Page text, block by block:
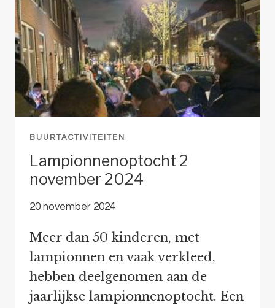
TOEKOMST
VOOR
DELFT
BUURTACTIVITEITEN
Lampionnenoptocht 2
november 2024
20 november 2024
Meer dan 50 kinderen, met
lampionnen en vaak verkleed,
hebben deelgenomen aan de
jaarlijkse lampionnenoptocht. Een